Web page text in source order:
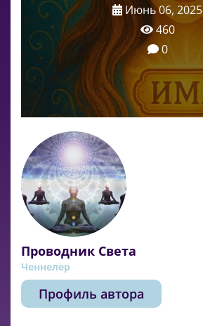
Июнь 06, 2025
460
0
Проводник Света
Ченнелер
Профиль автора